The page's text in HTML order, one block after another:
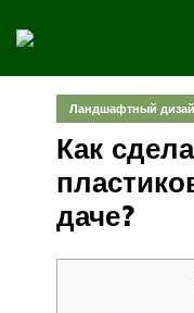
Ландшафтный
Как
даче?